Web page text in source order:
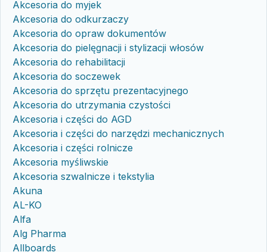
Akcesoria do myjek
Akcesoria do odkurzaczy
Akcesoria do opraw dokumentów
Akcesoria do pielęgnacji i stylizacji włosów
Akcesoria do rehabilitacji
Akcesoria do soczewek
Akcesoria do sprzętu prezentacyjnego
Akcesoria do utrzymania czystości
Akcesoria i części do AGD
Akcesoria i części do narzędzi mechanicznych
Akcesoria i części rolnicze
Akcesoria myśliwskie
Akcesoria szwalnicze i tekstylia
Akuna
AL-KO
Alfa
Alg Pharma
Allboards